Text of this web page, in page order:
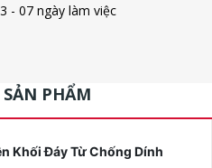
- 07 ngày làm việc
PHẨM
Khối Đáy Từ Chống Dính